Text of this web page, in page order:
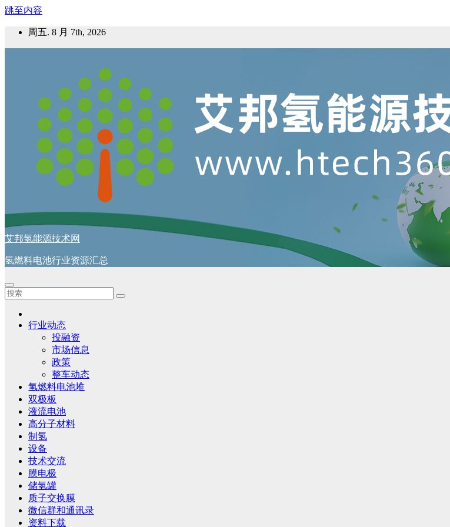
跳至内容
周五. 8 月 7th, 2026
艾邦氢能源技术网
氢燃料电池行业资源汇总
行业动态
投融资
市场信息
政策
整车动态
氢燃料电池堆
双极板
液流电池
高分子材料
制氢
设备
技术交流
膜电极
储氢罐
质子交换膜
微信群和通讯录
资料下载